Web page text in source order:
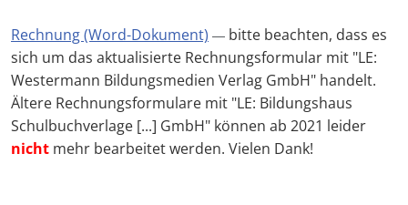
Rechnung (Word-Dokument) — bitte beachten, dass es
sich um das aktualisierte Rechnungsformular mit "LE:
Westermann Bildungsmedien Verlag GmbH" handelt.
Ältere Rechnungsformulare mit "LE: Bildungshaus
Schulbuchverlage [...] GmbH" können ab 2021 leider
nicht mehr bearbeitet werden. Vielen Dank!